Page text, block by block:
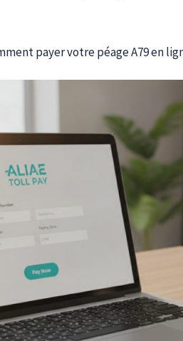
payer votre péage A79 en